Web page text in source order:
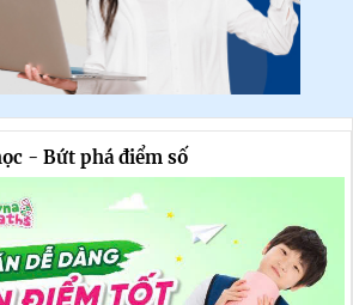
- Bứt phá điểm số